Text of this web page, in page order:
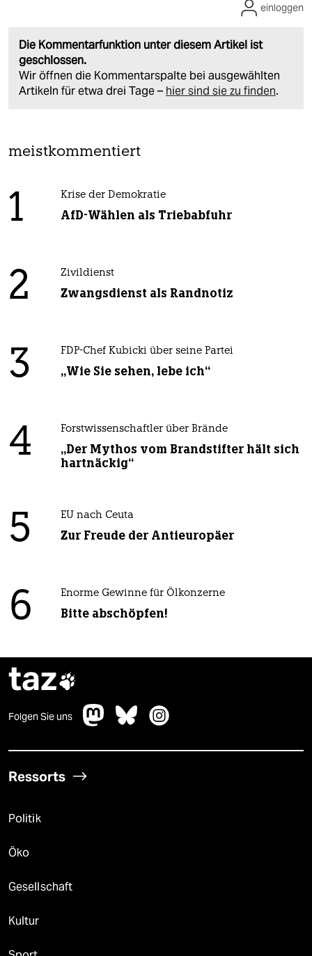
Die Kommentarfunktion unter diesem Artikel ist
geschlossen.
Wir öffnen die Kommentarspalte bei ausgewählten
Artikeln für etwa drei Tage – hier sind sie zu finden.
einloggen
meistkommentiert
1 Krise der Demokratie
AfD-Wählen als Triebabfuhr
2 Zivildienst
Zwangsdienst als Randnotiz
3 FDP-Chef Kubicki über seine Partei
„Wie Sie sehen, lebe ich“
4 Forstwissenschaftler über Brände
„Der Mythos vom Brandstifter hält sich
hartnäckig“
5 EU nach Ceuta
Zur Freude der Antieuropäer
6 Enorme Gewinne für Ölkonzerne
Bitte abschöpfen!
taz
Folgen Sie uns
Ressorts
Politik
Öko
Gesellschaft
Kultur